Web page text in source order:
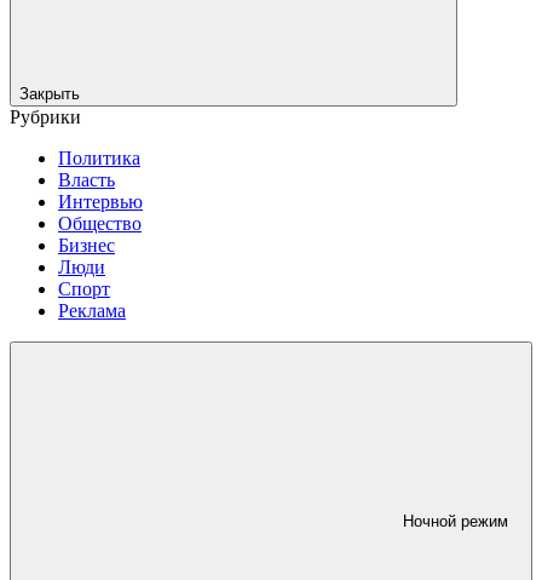
Закрыть
Рубрики
Политика
Власть
Интервью
Общество
Бизнес
Люди
Спорт
Реклама
Ночной режим